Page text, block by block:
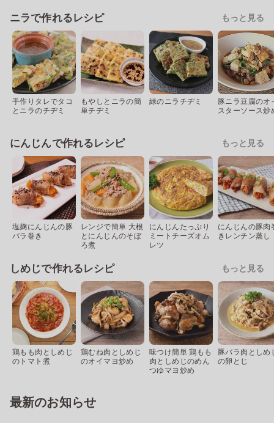
ニラで作れるレシピ もっと見る
手作りタレでタコ
とニラのチヂミ
もやしとニラの簡
単チヂミ
緑のニラチヂミ
豚ニラ豆腐のオ
スターソース炒
にんじんで作れるレシピ もっと見る
塩麹にんじんの豚
バラ巻き
レンジで簡単 大根
とにんじんのそぼ
ろ煮
にんじんたっぷり
ミートチーズオム
レツ
にんじんの豚肉
きレンチン蒸し
しめじで作れるレシピ もっと見る
鶏もも肉としめじ
のトマト煮
鶏むね肉としめじ
のオイマヨ炒め
味つけ簡単 鶏もも
肉としめじのめん
つゆマヨ炒め
豚バラ肉としめ
の卵とじ
最新のお知らせ